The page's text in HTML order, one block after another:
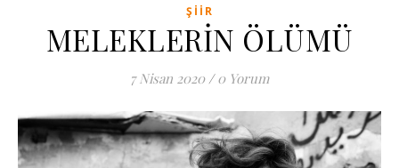
ŞIIR
MELEKLERİN ÖLÜMÜ
7 Nisan 2020 / 0 Yorum